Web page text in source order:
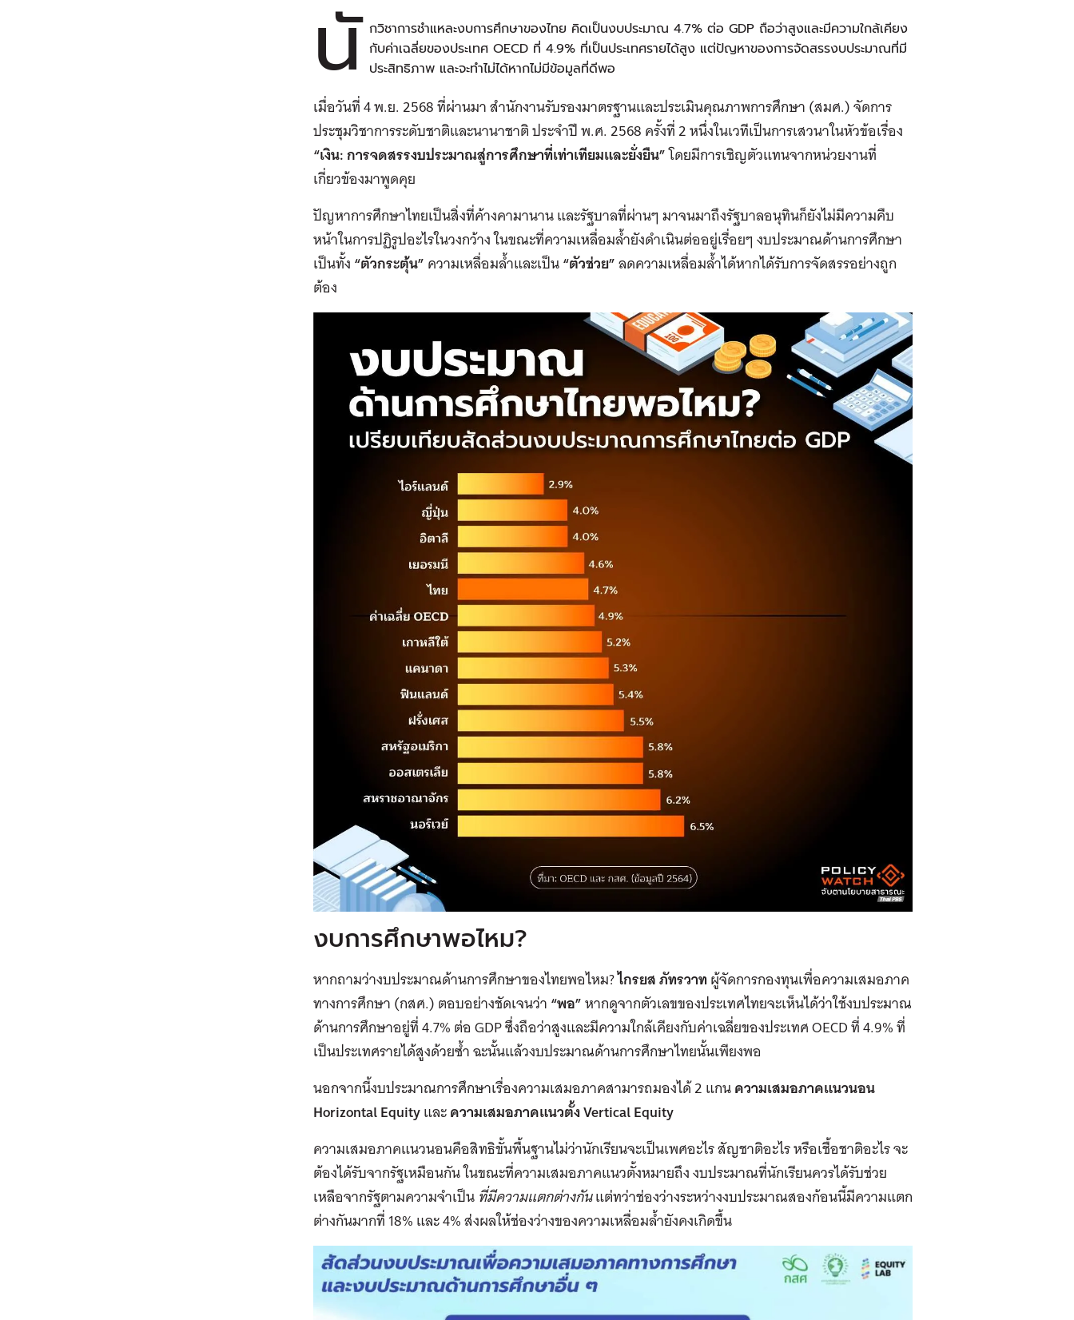
นั กวิชาการชำแหละงบการศึกษาของไทย คิดเป็นงบประมาณ 4.7% ต่อ GDP ถือว่าสูงและมีความใกล้เคียง
กับค่าเฉลี่ยของประเทศ OECD ที่ 4.9% ที่เป็นประเทศรายได้สูง แต่ปัญหาของการจัดสรรงบประมาณที่มี
ประสิทธิภาพ และจะทำไม่ได้หากไม่มีข้อมูลที่ดีพอ
เมื่อวันที่ 4 พ.ย. 2568 ที่ผ่านมา สำนักงานรับรองมาตรฐานและประเมินคุณภาพการศึกษา (สมศ.) จัดการ
ประชุมวิชาการระดับชาติและนานาชาติ ประจำปี พ.ศ. 2568 ครั้งที่ 2 หนึ่งในเวทีเป็นการเสวนาในหัวข้อเรื่อง
“เงิน: การจดสรรงบประมาณสู่การศึกษาที่เท่าเทียมและยั่งยืน”โดยมีการเชิญตัวแทนจากหน่วยงานที่
เกี่ยวข้องมาพูดคุย
ปัญหาการศึกษาไทยเป็นสิ่งที่ค้างคามานาน และรัฐบาลที่ผ่านๆ มาจนมาถึงรัฐบาลอนุทินก็ยังไม่มีความคืบ
หน้าในการปฏิรูปอะไรในวงกว้าง ในขณะที่ความเหลื่อมล้ำยังดำเนินต่ออยู่เรื่อยๆ งบประมาณด้านการศึกษา
เป็นทั้ง“ตัวกระตุ้น”ความเหลื่อมล้ำและเป็น“ตัวช่วย”ลดความเหลื่อมล้ำได้หากได้รับการจัดสรรอย่างถูก
ต้อง
งบการศึกษาพอไหม?
หากถามว่างบประมาณด้านการศึกษาของไทยพอไหม?ไกรยส ภัทรวาทผู้จัดการกองทุนเพื่อความเสมอภาค
ทางการศึกษา (กสศ.) ตอบอย่างชัดเจนว่า“พอ”หากดูจากตัวเลขของประเทศไทยจะเห็นได้ว่าใช้งบประมาณ
ด้านการศึกษาอยู่ที่ 4.7% ต่อ GDP ซึ่งถือว่าสูงและมีความใกล้เคียงกับค่าเฉลี่ยของประเทศ OECD ที่ 4.9% ที่
เป็นประเทศรายได้สูงด้วยซ้ำ ฉะนั้นแล้วงบประมาณด้านการศึกษาไทยนั้นเพียงพอ
นอกจากนี้งบประมาณการศึกษาเรื่องความเสมอภาคสามารถมองได้ 2 แกนความเสมอภาคแนวนอน
Horizontal Equityและความเสมอภาคแนวตั้งVertical Equity
ความเสมอภาคแนวนอนคือสิทธิขั้นพื้นฐานไม่ว่านักเรียนจะเป็นเพศอะไร สัญชาติอะไร หรือเชื้อชาติอะไร จะ
ต้องได้รับจากรัฐเหมือนกัน ในขณะที่ความเสมอภาคแนวตั้งหมายถึง งบประมาณที่นักเรียนควรได้รับช่วย
เหลือจากรัฐตามความจำเป็นที่มีความแตกต่างกันแต่ทว่าช่องว่างระหว่างงบประมาณสองก้อนนี้มีความแตก
ต่างกันมากที่ 18% และ 4% ส่งผลให้ช่องว่างของความเหลื่อมล้ำยังคงเกิดขึ้น